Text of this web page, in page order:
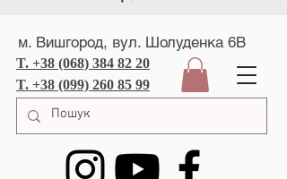
м. Вишгород, вул. Шолуденка 6В
T. +38 (068) 384 82 20
T. +38 (099) 260 85 99